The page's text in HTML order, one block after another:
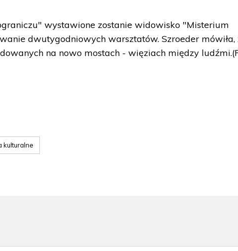
wystawione zostanie widowisko "Misterium
dwutygodniowych warsztatów. Szroeder mówiła,
na nowo mostach - więziach między
kulturalne